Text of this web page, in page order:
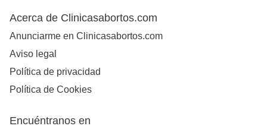
Acerca de Clinicasabortos.com
Anunciarme en Clinicasabortos.com
Aviso legal
Política de privacidad
Política de Cookies
Encuéntranos en